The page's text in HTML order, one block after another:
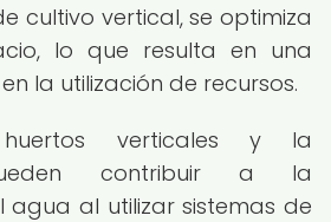
cultivo vertical, se optimiza
lo que resulta en una
la utilización de recursos.
verticales y la
contribuir a la
agua al utilizar sistemas de